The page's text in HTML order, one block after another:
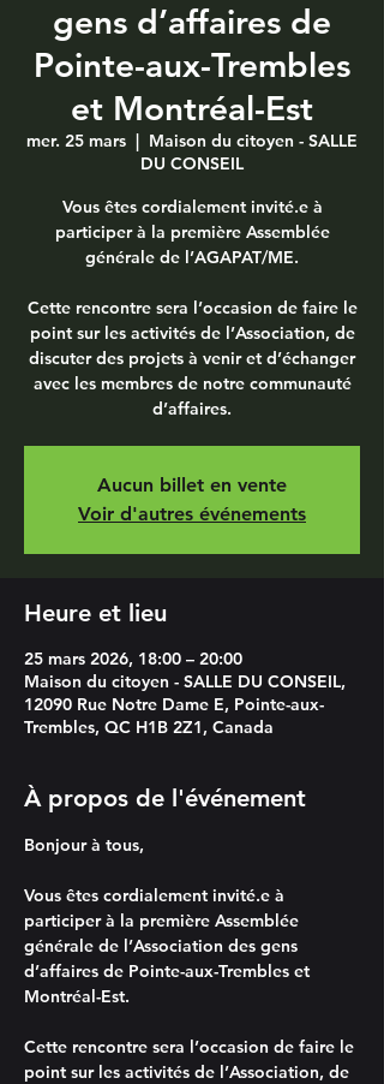
gens d’affaires de
Pointe-aux-Trembles
et Montréal-Est
mer. 25 mars
  |
Maison du citoyen - SALLE
DU CONSEIL
Vous êtes cordialement invité.e à
participer à la première Assemblée
générale de l’AGAPAT/ME.
Cette rencontre sera l’occasion de faire le
point sur les activités de l’Association, de
discuter des projets à venir et d’échanger
avec les membres de notre communauté
d’affaires.
Aucun billet en vente
Voir d'autres événements
Heure et lieu
25 mars 2026, 18:00 – 20:00
Maison du citoyen - SALLE DU CONSEIL,
12090 Rue Notre Dame E, Pointe-aux-
Trembles, QC H1B 2Z1, Canada
À propos de l'événement
Bonjour à tous,
Vous êtes cordialement invité.e à
participer à la première Assemblée
générale de l’Association des gens
d’affaires de Pointe-aux-Trembles et
Montréal-Est.
Cette rencontre sera l’occasion de faire le
point sur les activités de l’Association, de